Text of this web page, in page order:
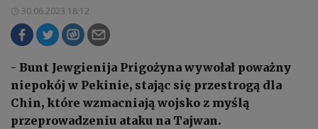
30.06.2023 18:12
- Bunt Jewgienija Prigożyna wywołał poważny
niepokój w Pekinie, stając się przestrogą dla
Chin, które wzmacniają wojsko z myślą
przeprowadzeniu ataku na Tajwan.